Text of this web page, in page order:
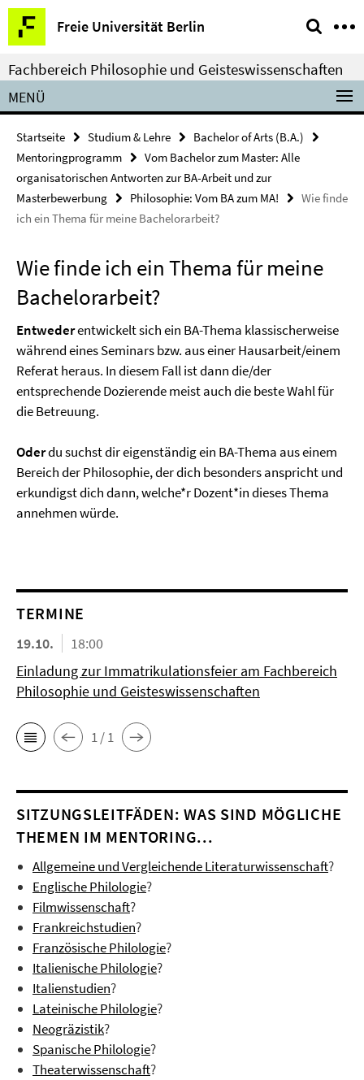
Springe
direkt
zu
Inhalt
Freie Universität Berlin
Service-
Navigation
Fachbereich Philosophie und Geisteswissenschaften
MENÜ
Startseite Studium & Lehre
Bachelor of Arts (B.A.)
Mentoringprogramm
Vom Bachelor zum Master: Alle
organisatorischen Antworten zur BA-Arbeit und zur
Masterbewerbung
Philosophie: Vom BA zum MA!
Wie finde
ich ein Thema für meine Bachelorarbeit?
Wie finde ich ein Thema für meine
Bachelorarbeit?
Entwederentwickelt sich ein BA-Thema klassischerweise
während eines Seminars bzw. aus einer Hausarbeit/einem
Referat heraus. In diesem Fall ist dann die/der
entsprechende Dozierende meist auch die beste Wahl für
die Betreuung.
Oderdu suchst dir eigenständig ein BA-Thema aus einem
Bereich der Philosophie, der dich besonders anspricht und
erkundigst dich dann, welche*r Dozent*in dieses Thema
annehmen würde.
TERMINE
19.10.
18:00
Einladung zur Immatrikulationsfeier am Fachbereich
Philosophie und Geisteswissenschaften
1 / 1
SITZUNGSLEITFÄDEN: WAS SIND MÖGLICHE
THEMEN IM MENTORING...
Allgemeine und Vergleichende Literaturwissenschaft?
Englische Philologie?
Filmwissenschaft?
Frankreichstudien?
Französische Philologie?
Italienische Philologie?
Italienstudien?
Lateinische Philologie?
Neogräzistik?
Spanische Philologie?
Theaterwissenschaft?